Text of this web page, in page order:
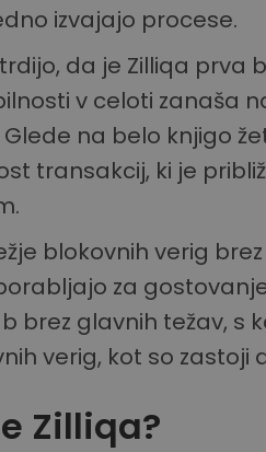
izvajajo procese.
da je Zilliqa prva
v celoti zanaša
na belo knjigo
transakcij, ki je
blokovnih verig
za
brez glavnih težav, s
verig, kot so zastoji
Zilliqa?